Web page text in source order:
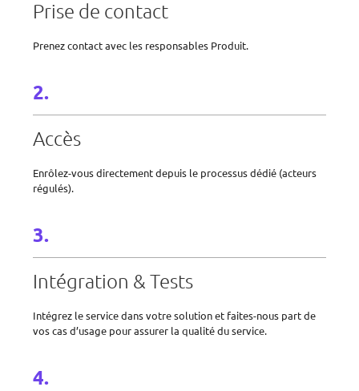
Prise de contact
Prenez contact avec les responsables Produit.
Accès
Enrôlez-vous directement depuis le processus dédié (acteurs
régulés).
Intégration & Tests
Intégrez le service dans votre solution et faites-nous part de
vos cas d’usage pour assurer la qualité du service.